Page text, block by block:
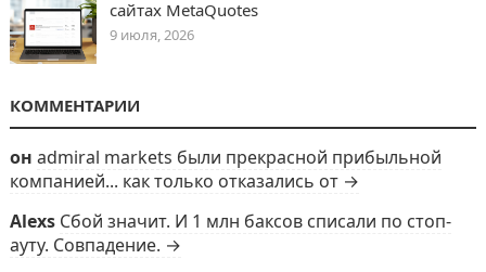
сайтах MetaQuotes
9 июля, 2026
КОММЕНТАРИИ
он admiral markets были прекрасной прибыльной
компанией... как только отказались от →
Alexs Сбой значит. И 1 млн баксов списали по стоп-
ауту. Совпадение. →